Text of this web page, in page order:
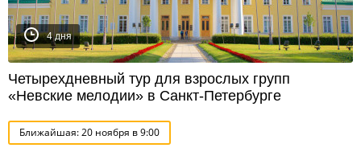
4 дня
Четырехдневный тур для взрослых групп
«Невские мелодии» в Санкт-Петербурге
Ближайшая: 20 ноября в 9:00